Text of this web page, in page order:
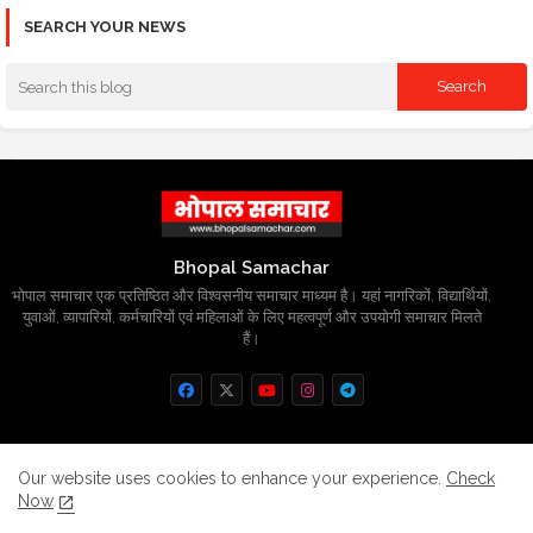
SEARCH YOUR NEWS
Bhopal Samachar
भोपाल समाचार एक प्रतिष्ठित और विश्वसनीय समाचार माध्यम है। यहां नागरिकों, विद्यार्थियों,
युवाओं, व्यापारियों, कर्मचारियों एवं महिलाओं के लिए महत्वपूर्ण और उपयोगी समाचार मिलते
हैं।
Home About Contact us
Privacy Policy
Our website uses cookies to enhance your experience. Check
Now